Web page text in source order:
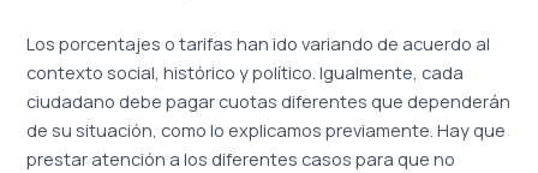
Los porcentajes o tarifas han ido variando de acuerdo al
contexto social, histórico y político. Igualmente, cada
ciudadano debe pagar cuotas diferentes que dependerán
de su situación, como lo explicamos previamente. Hay que
prestar atención a los diferentes casos para que no